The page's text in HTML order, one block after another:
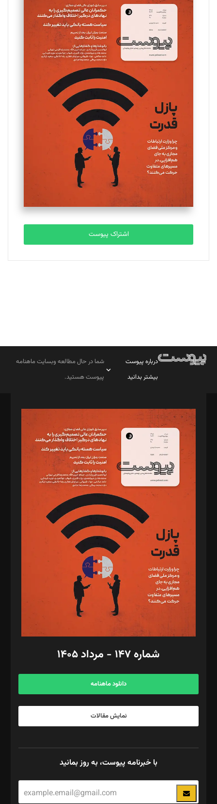
سروش کرمیان
تحریریه
مینا پاکدل
یسنا امان‌پور
تحریریه
ملینا جعفری
تحریریه
مصطفی مسجدی آرانی
تحریریه
بابک نقاش
تحریریه
اشتراک پیوست
درباره پیوست
بیشتر بدانید
شما در حال مطالعه وبسایت ماهنامه
پیوست هستید.
مدیر مسئول: محمدباقر اثنی‌عشری
سردبیر: مهرک محمودی
دبیر تحریریه: میثم قاسمی
د‌بیر ناداستان: سمانه سمیع
د‌بیر خدمت و تجارت: ابوالفضل رجبی
د‌بیر حقوق فناوری: حسام‌الدین ایپکچی
د‌بیر پیوست جهان: مینا پاکدل
د‌بیر تحریریه آنلاین: بابک نقاش
تحریریه‌: مجتبی محمود‌ی، آرش برهمند، یسنا امان‌پور، سروش کرمیان،
مصطفی مسجدی آرانی، ابوالفضل رجبی، زهرا فکرانه، فائزه فتحی
رستمی،مصطفی باستان
ویرایش: نگار استاد‌‌آقا
طراح یونیفرم: مجید توکلی
فیلمبرداری و عکاسی: امیر شفیعی، مانی لطفی زاده
گرافیک و صفحه‌آرایی: سید‌سبحان‌علی ثابت
مد‌یر توسعه تجاری: کامبیز برید‌
امور مالی: شاپور رهبری، محمد‌ کاظمی‌نیا
آگهی و مشترکین: ۰۹۱۹۹۹۹۰۴۵۴
شماره ۱۴۷ - مرداد ۱۴۰۵
دانلود ماهنامه
نمایش مقالات
با خبرنامه پیوست، به روز بمانید